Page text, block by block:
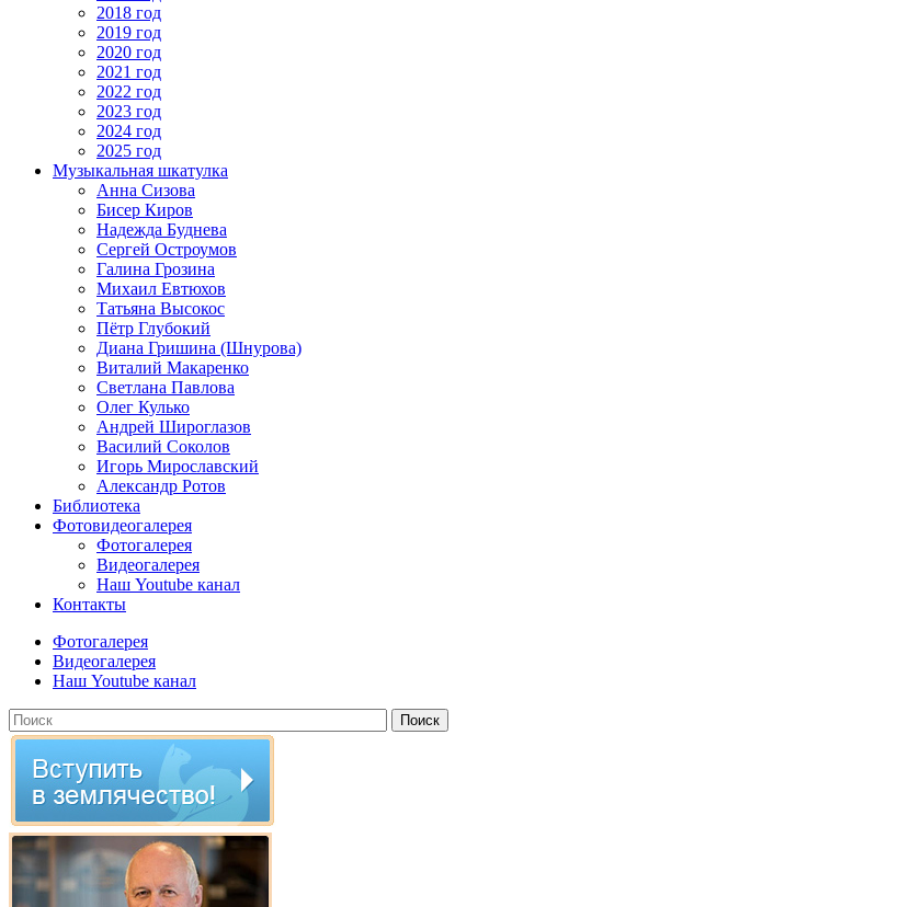
2018 год
2019 год
2020 год
2021 год
2022 год
2023 год
2024 год
2025 год
Музыкальная шкатулка
Анна Сизова
Бисер Киров
Надежда Буднева
Сергей Остроумов
Галина Грозина
Михаил Евтюхов
Татьяна Высокос
Пётр Глубокий
Диана Гришина (Шнурова)
Виталий Макаренко
Светлана Павлова
Олег Кулько
Андрей Широглазов
Василий Соколов
Игорь Мирославский
Александр Ротов
Библиотека
Фотовидеогалерея
Фотогалерея
Видеогалерея
Наш Youtube канал
Контакты
Фотогалерея
Видеогалерея
Наш Youtube канал